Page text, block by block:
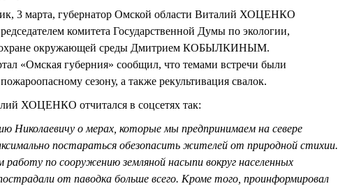
3 марта, губернатор Омской области Виталий ХОЦЕНКО
комитета Государственной Думы по экологии,
охране окружающей среды Дмитрием КОБЫЛКИНЫМ.
«Омская губерния» сообщил, что темами встречи были
сезону, а также рекультивация свалок.
ХОЦЕНКО отчитался в соцсетях так:
Николаевичу о мерах, которые мы предпринимаем на севере
постараться обезопасить жителей от природной стихии.
работу по сооружению земляной насыпи вокруг населенных
от паводка больше всего. Кроме того, проинформировал